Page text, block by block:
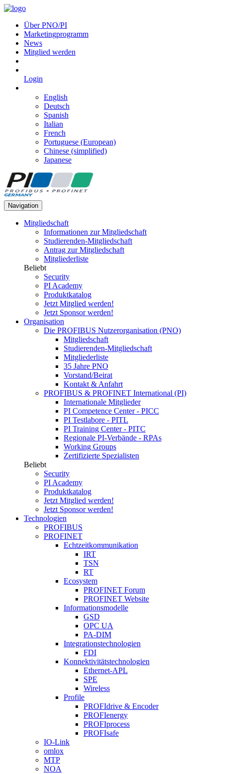
Über PNO/PI
Marketingprogramm
News
Mitglied werden
Login
English
Deutsch
Spanish
Italian
French
Portuguese (European)
Chinese (simplified)
Japanese
Navigation
Mitgliedschaft
Informationen zur Mitgliedschaft
Studierenden-Mitgliedschaft
Antrag zur Mitgliedschaft
Mitgliederliste
Beliebt
Security
PI Academy
Produktkatalog
Jetzt Mitglied werden!
Jetzt Sponsor werden!
Organisation
Die PROFIBUS Nutzerorganisation (PNO)
Mitgliedschaft
Studierenden-Mitgliedschaft
Mitgliederliste
35 Jahre PNO
Vorstand/Beirat
Kontakt & Anfahrt
PROFIBUS & PROFINET International (PI)
Internationale Mitglieder
PI Competence Center - PICC
PI Testlabore - PITL
PI Training Center - PITC
Regionale PI-Verbände - RPAs
Working Groups
Zertifizierte Spezialisten
Beliebt
Security
PI Academy
Produktkatalog
Jetzt Mitglied werden!
Jetzt Sponsor werden!
Technologien
PROFIBUS
PROFINET
Echtzeitkommunikation
IRT
TSN
RT
Ecosystem
PROFINET Forum
PROFINET Website
Informationsmodelle
GSD
OPC UA
PA-DIM
Integrationstechnologien
FDI
Konnektivitätstechnologien
Ethernet-APL
SPE
Wireless
Profile
PROFIdrive & Encoder
PROFIenergy
PROFIprocess
PROFIsafe
IO-Link
omlox
MTP
NOA